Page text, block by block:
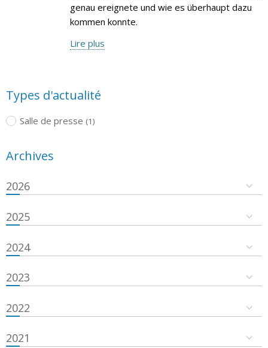
genau ereignete und wie es überhaupt dazu
kommen konnte.
Lire plus
Types d'actualité
Salle de presse (1)
Archives
2026
2025
2024
2023
2022
2021